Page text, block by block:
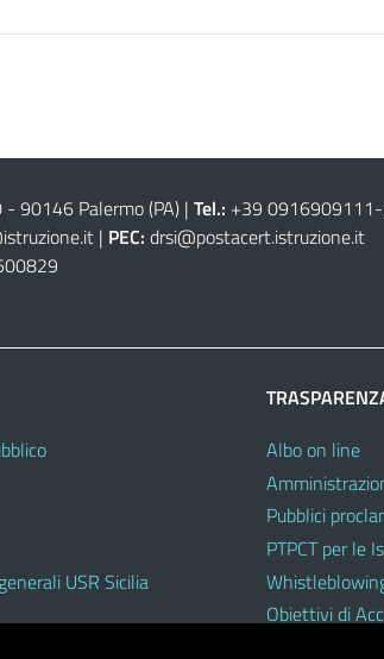
90146 Palermo (PA)| Tel.: +39 0916909111-
| PEC: drsi@postacert.istruzione.it
USR Sicilia
Albo on line
Pubblici
PTPCT per le
Obiettivi di